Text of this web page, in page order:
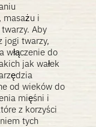
masażu i
Aby
jogi twarzy,
włączenie do
jak wałek
od wieków do
mięśni i
z korzyści
tych